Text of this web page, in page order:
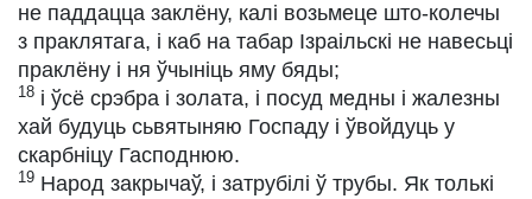
не паддацца заклёну, калі возьмеце што-колечы
з праклятага, і каб на табар Ізраільскі не навесьці
праклёну і ня ўчыніць яму бяды;
18 і ўсё срэбра і золата, і посуд медны і жалезны
хай будуць сьвятыняю Госпаду і ўвойдуць у
скарбніцу Гасподнюю.
19 Народ закрычаў, і затрубілі ў трубы. Як толькі